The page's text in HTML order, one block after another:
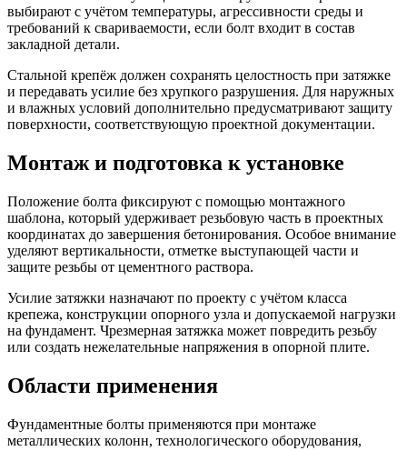
выбирают с учётом температуры, агрессивности среды и
требований к свариваемости, если болт входит в состав
закладной детали.
Стальной крепёж должен сохранять целостность при затяжке
и передавать усилие без хрупкого разрушения. Для наружных
и влажных условий дополнительно предусматривают защиту
поверхности, соответствующую проектной документации.
Монтаж и подготовка к установке
Положение болта фиксируют с помощью монтажного
шаблона, который удерживает резьбовую часть в проектных
координатах до завершения бетонирования. Особое внимание
уделяют вертикальности, отметке выступающей части и
защите резьбы от цементного раствора.
Усилие затяжки назначают по проекту с учётом класса
крепежа, конструкции опорного узла и допускаемой нагрузки
на фундамент. Чрезмерная затяжка может повредить резьбу
или создать нежелательные напряжения в опорной плите.
Области применения
Фундаментные болты применяются при монтаже
металлических колонн, технологического оборудования,